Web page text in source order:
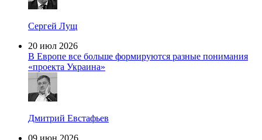
Сергей Лущ
20 июл 2026
В Европе все больше формируются разные понимания
«проекта Украина»
Дмитрий Евстафьев
09 июн 2026